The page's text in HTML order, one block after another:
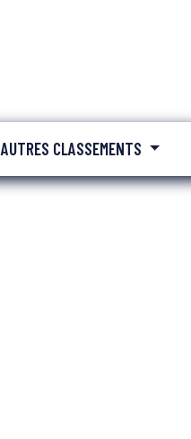
AUTRES CLASSEMENTS